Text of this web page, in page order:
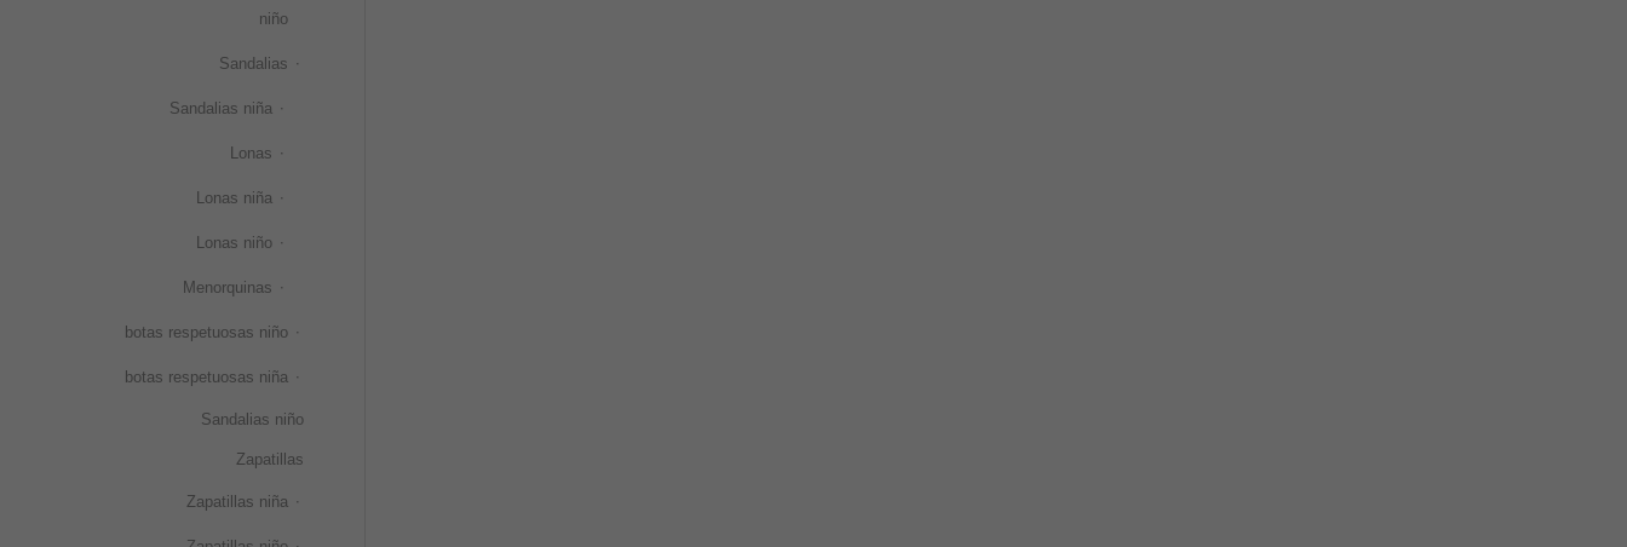
niño
Sandalias
Sandalias niña
Lonas
Lonas niña
Lonas niño
Menorquinas
botas respetuosas niño
botas respetuosas niña
Sandalias niño
Zapatillas
Zapatillas niña